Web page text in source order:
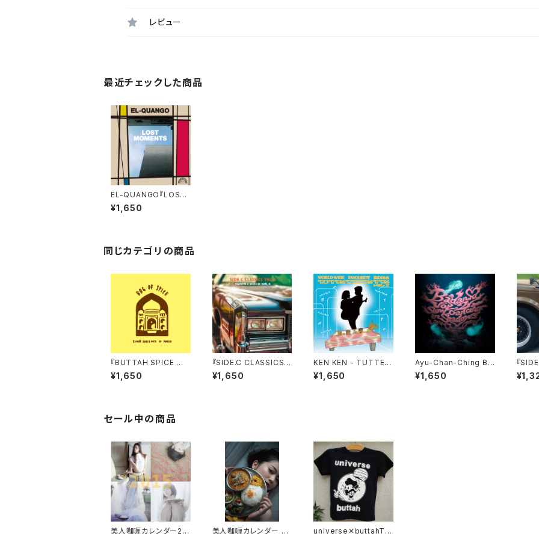
レビュー
最近チェックした商品
EL-QUANGO『LOST
MOMNENTS』
¥1,650
同じカテゴリの商品
『BUTTAH SPICE MI
X 』Mixed by NOOLI
O
¥1,650
『SIDE.C CLASSICS V
ol.9』selected&mixe
d by NOOLIO
¥1,650
KEN KEN - TUTTET
TUTETTE MIX Vol.2
¥1,650
Ayu-Chan-Ching B
a’dansa Vol.2 ~Slow
Dancing in Shadow
¥1,650
『
OL.8
ed by
セール中の商品
美人咖喱カレンダー20
美人咖喱カレンダー 20
universe✕buttahTE